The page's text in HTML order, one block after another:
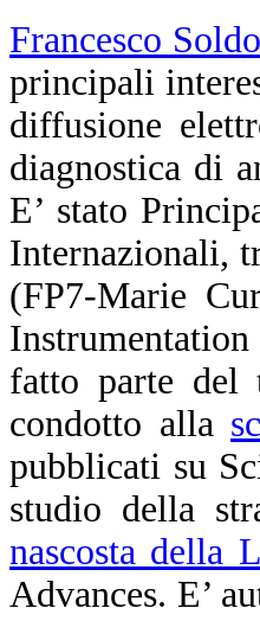
Francesco
principali
diffusione
diagnostica di
E’ stato
Internazionali,
(FP7-Marie
fatto parte del
condotto alla
pubblicati su
studio della
nascosta della
Advances. E’